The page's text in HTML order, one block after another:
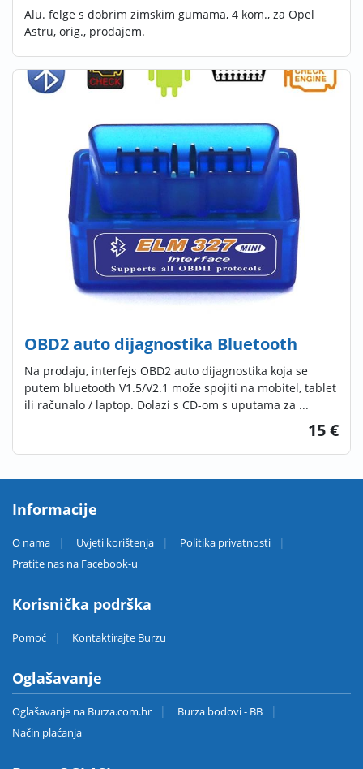
Alu. felge s dobrim zimskim gumama, 4 kom., za Opel
Astru, orig., prodajem.
OBD2 auto dijagnostika Bluetooth
Na prodaju, interfejs OBD2 auto dijagnostika koja se
putem bluetooth V1.5/V2.1 može spojiti na mobitel, tablet
ili računalo / laptop. Dolazi s CD-om s uputama za ...
15 €
Informacije
O nama Uvjeti korištenja
Politika privatnosti
Pratite nas na Facebook-u
Korisnička podrška
Pomoć Kontaktirajte Burzu
Oglašavanje
Oglašavanje na Burza.com.hr
Burza bodovi - BB
Način plaćanja